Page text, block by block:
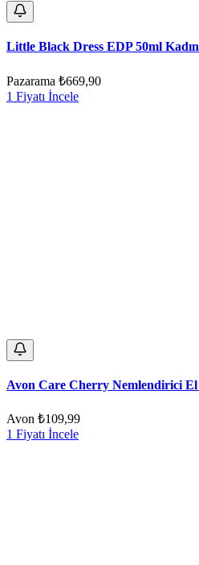
Little Black Dress EDP 50ml
Pazarama ₺669,90
1 Fiyatı İncele
Avon Care Cherry Nemlendirici
Avon ₺109,99
1 Fiyatı İncele